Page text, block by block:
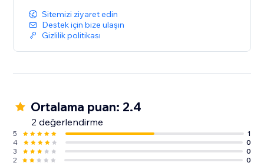
Sitemizi ziyaret edin
Destek için bize ulaşın
Gizlilik politikası
Ortalama puan: 2.4
2 değerlendirme
5
1
4
0
3
0
2
0